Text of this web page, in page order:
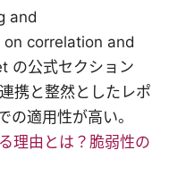
and
correlation and
の公式セクション
携と整然としたレポ
の適用性が高い。
理由とは？脆弱性の